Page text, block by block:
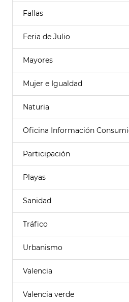
Fallas
Feria de Julio
Mayores
Mujer e Igualdad
Naturia
Oficina Información
Participación
Playas
Sanidad
Tráfico
Urbanismo
Valencia
Valencia verde